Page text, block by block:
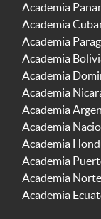
Academia
Academia
Academia
Academia
Academia
Academia
Academia
Academia
Academia
Academia
Academia
Academia